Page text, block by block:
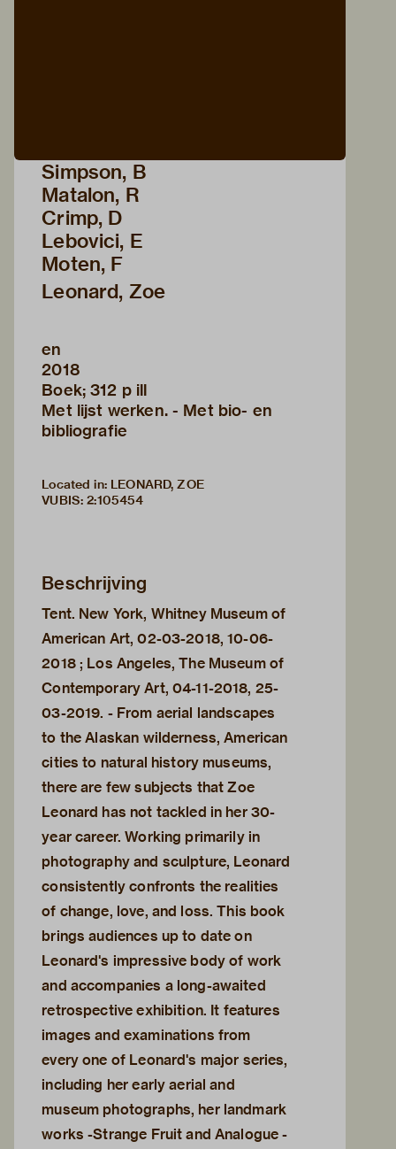
Simpson, B
Matalon, R
Crimp, D
Lebovici, E
Moten, F
Leonard, Zoe
en
2018
Boek; 312 p ill
Met lijst werken. - Met bio- en
bibliografie
Located in: LEONARD, ZOE
VUBIS: 2:105454
Beschrijving
Tent. New York, Whitney Museum of
American Art, 02-03-2018, 10-06-
2018 ; Los Angeles, The Museum of
Contemporary Art, 04-11-2018, 25-
03-2019. - From aerial landscapes
to the Alaskan wilderness, American
cities to natural history museums,
there are few subjects that Zoe
Leonard has not tackled in her 30-
year career. Working primarily in
photography and sculpture, Leonard
consistently confronts the realities
of change, love, and loss. This book
brings audiences up to date on
Leonard's impressive body of work
and accompanies a long-awaited
retrospective exhibition. It features
images and examinations from
every one of Leonard's major series,
including her early aerial and
museum photographs, her landmark
works -Strange Fruit and Analogue -